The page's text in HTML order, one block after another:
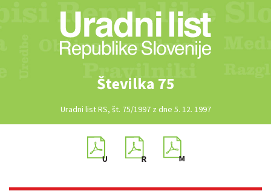
Številka 75
Uradni list RS, št. 75/1997 z dne 5. 12. 1997